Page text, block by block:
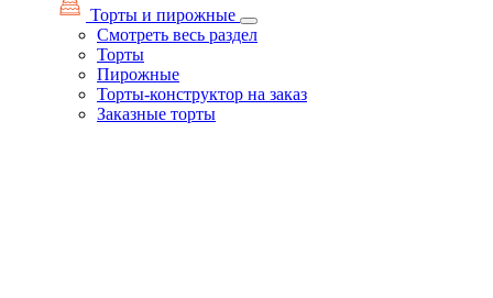
Торты и пирожные
Смотреть весь раздел
Торты
Пирожные
Торты-конструктор на заказ
Заказные торты